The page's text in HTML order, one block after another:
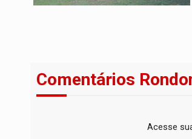
Comentários
Acesse